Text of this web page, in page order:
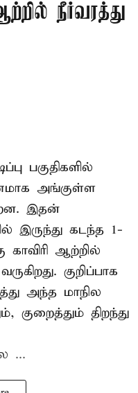
நீர்வரத்து
பகுதிகளில்
அங்குள்ள
இதன்
இருந்து கடந்த 1-
காவிரி ஆற்றில்
குறிப்பாக
அந்த மாநில
குறைத்தும் திறந்து
...